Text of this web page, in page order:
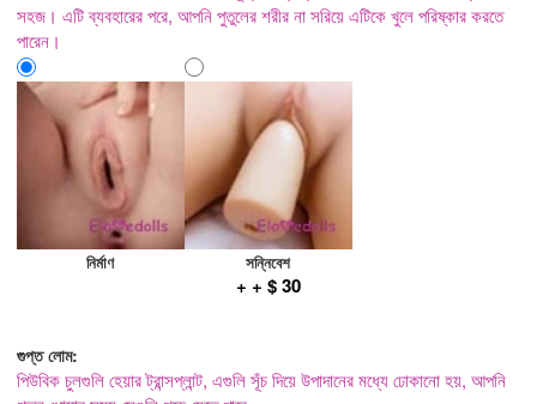
সহজ। এটি ব্যবহারের পরে, আপনি পুতুলের শরীর না সরিয়ে এটিকে খুলে পরিষ্কার করতে
পারেন।
নির্মাণ সন্নিবেশ
+ + $ 30
গুপ্ত লোম:
পিউবিক চুলগুলি হেয়ার ট্রান্সপ্লান্ট, এগুলি সূঁচ দিয়ে উপাদানের মধ্যে ঢোকানো হয়, আপনি